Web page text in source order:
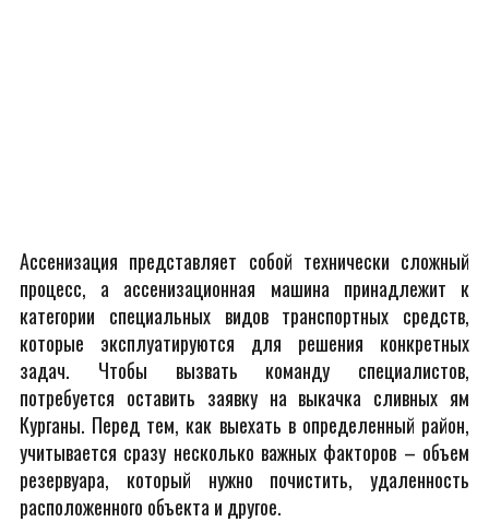
Ассенизация представляет собой технически сложный
процесс, а ассенизационная машина принадлежит к
категории специальных видов транспортных средств,
которые эксплуатируются для решения конкретных
задач. Чтобы вызвать команду специалистов,
потребуется оставить заявку на выкачка сливных ям
Курганы. Перед тем, как выехать в определенный район,
учитывается сразу несколько важных факторов – объем
резервуара, который нужно почистить, удаленность
расположенного объекта и другое.